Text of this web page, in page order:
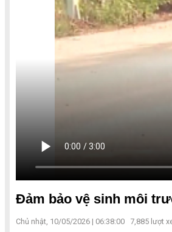
Đảm bảo vệ sinh môi
Chủ nhật, 10/05/2026 | 06:38:00 7,885 lượt